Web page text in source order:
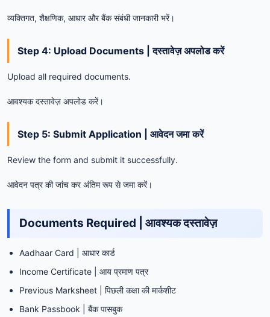
व्यक्तिगत, शैक्षणिक, आधार और बैंक संबंधी जानकारी भरें।
Step 4: Upload Documents | दस्तावेज़ अपलोड करें
Upload all required documents.
आवश्यक दस्तावेज़ अपलोड करें।
Step 5: Submit Application | आवेदन जमा करें
Review the form and submit it successfully.
आवेदन पत्र की जांच कर अंतिम रूप से जमा करें।
Documents Required | आवश्यक दस्तावेज़
Aadhaar Card | आधार कार्ड
Income Certificate | आय प्रमाण पत्र
Previous Marksheet | पिछली कक्षा की मार्कशीट
Bank Passbook | बैंक पासबुक